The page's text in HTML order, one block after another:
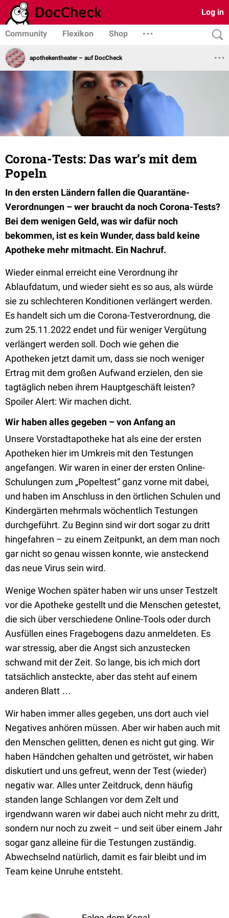
Log in
Community Flexikon Shop
apothekentheater – auf DocCheck
Corona-Tests: Das war’s mit dem
Popeln
In den ersten Ländern fallen die Quarantäne-
Verordnungen – wer braucht da noch Corona-Tests?
Bei dem wenigen Geld, was wir dafür noch
bekommen, ist es kein Wunder, dass bald keine
Apotheke mehr mitmacht. Ein Nachruf.
Wieder einmal erreicht eine Verordnung ihr
Ablaufdatum, und wieder sieht es so aus, als würde
sie zu schlechteren Konditionen verlängert werden.
Es handelt sich um die Corona-Testverordnung, die
zum 25.11.2022 endet und für weniger Vergütung
verlängert werden soll. Doch wie gehen die
Apotheken jetzt damit um, dass sie noch weniger
Ertrag mit dem großen Aufwand erzielen, den sie
tagtäglich neben ihrem Hauptgeschäft leisten?
Spoiler Alert: Wir machen dicht.
Wir haben alles gegeben – von Anfang an
Unsere Vorstadtapotheke hat als eine der ersten
Apotheken hier im Umkreis mit den Testungen
angefangen. Wir waren in einer der ersten Online-
Schulungen zum „Popeltest” ganz vorne mit dabei,
und haben im Anschluss in den örtlichen Schulen und
Kindergärten mehrmals wöchentlich Testungen
durchgeführt. Zu Beginn sind wir dort sogar zu dritt
hingefahren – zu einem Zeitpunkt, an dem man noch
gar nicht so genau wissen konnte, wie ansteckend
das neue Virus sein wird.
Wenige Wochen später haben wir uns unser Testzelt
vor die Apotheke gestellt und die Menschen getestet,
die sich über verschiedene Online-Tools oder durch
Ausfüllen eines Fragebogens dazu anmeldeten. Es
war stressig, aber die Angst sich anzustecken
schwand mit der Zeit. So lange, bis ich mich dort
tatsächlich ansteckte, aber das steht auf einem
anderen Blatt …
Wir haben immer alles gegeben, uns dort auch viel
Negatives anhören müssen. Aber wir haben auch mit
den Menschen gelitten, denen es nicht gut ging. Wir
haben Händchen gehalten und getröstet, wir haben
diskutiert und uns gefreut, wenn der Test (wieder)
negativ war. Alles unter Zeitdruck, denn häufig
standen lange Schlangen vor dem Zelt und
irgendwann waren wir dabei auch nicht mehr zu dritt,
sondern nur noch zu zweit – und seit über einem Jahr
sogar ganz alleine für die Testungen zuständig.
Abwechselnd natürlich, damit es fair bleibt und im
Team keine Unruhe entsteht.